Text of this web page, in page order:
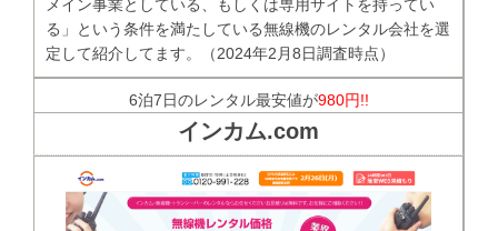
メイン事業としている、もしくは専用サイトを持ってい
る」という条件を満たしている無線機のレンタル会社を選
定して紹介してます。（2024年2月8日調査時点）
6泊7日のレンタル最安値が980円!!
インカム.com